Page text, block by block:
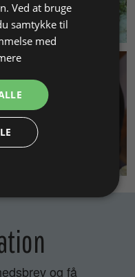
og få
Ved at bruge
samtykke til
med